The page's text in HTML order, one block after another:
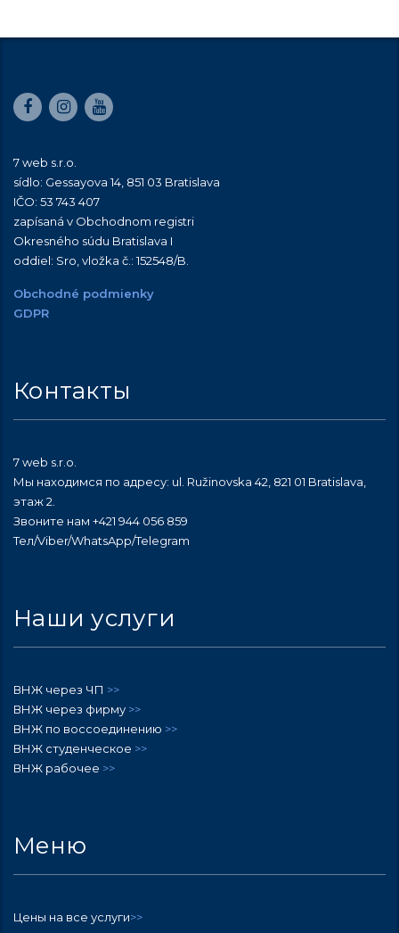
7 web s.r.o.
sídlo: Gessayova 14, 851 03 Bratislava
IČO: 53 743 407
zapísaná v Obchodnom registri
Okresného súdu Bratislava I
oddiel: Sro, vložka č.:152548/B.
Obchodné podmienky
GDPR
Контакты
7 web s.r.o.
Мы находимся по адресу: ul. Ružinovska 42, 821 01 Bratislava,
этаж 2.
Звоните нам +421 944 056 859
Тел/Viber/WhatsApp/Telegram
Наши услуги
ВНЖ через ЧП >>
ВНЖ через фирму >>
ВНЖ по воссоединению >>
ВНЖ студенческое >>
ВНЖ рабочее >>
Меню
Цены на все услуги>>